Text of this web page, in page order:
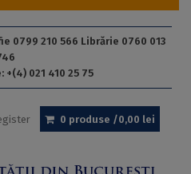
0799 210 566 Librărie 0760 013
021 410 25 75
0 produse /0,00 lei